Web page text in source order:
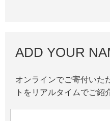
ADD YOUR
オンラインでご寄付いた
トをリアルタイムでご紹